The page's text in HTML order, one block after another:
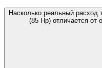
Насколько реальный расход
(85 Hp) отличается